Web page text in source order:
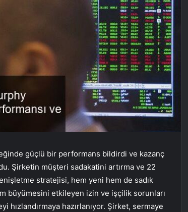
güçlü bir performans bildirdi ve kazanç
Şirketin müşteri sadakatini artırma ve 22
stratejisi, hem yeni hem de sadık
büyümesini etkileyen izin ve işçilik sorunları
hazırlanıyor. Şirket, sermaye